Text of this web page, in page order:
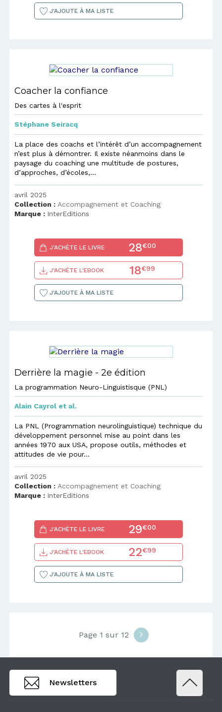
J'AJOUTE À MA LISTE
Coacher la confiance
Des cartes à l'esprit
Stéphane Seiracq
La place des coachs et l’intérêt d’un accompagnement
n’est plus à démontrer. Il existe néanmoins dans le
paysage du coaching une multitude de postures,
d’approches, d’écoles,...
avril 2025
Collection : Accompagnement et Coaching
Marque : InterEditions
J'ACHÈTE LE LIVRE 28€00
J'ACHÈTE L'EBOOK 18€99
J'AJOUTE À MA LISTE
Derrière la magie - 2e édition
La programmation Neuro-Linguistisque (PNL)
Alain Cayrol et al.
La PNL (Programmation neurolinguistique) technique du
développement personnel mise au point dans les
années 1970 aux USA, propose outils, méthodes et
attitudes de vie pour...
avril 2025
Collection : Accompagnement et Coaching
Marque : InterEditions
J'ACHÈTE LE LIVRE 29€00
J'ACHÈTE L'EBOOK 22€99
J'AJOUTE À MA LISTE
Page 1 sur 12
Newsletters